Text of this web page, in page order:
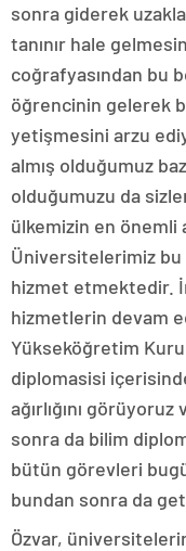
sonra giderek
tanınır hale
coğrafyasından bu
öğrencinin gelerek
yetişmesini arzu
almış olduğumuz
olduğumuzu da
ülkemizin en önemli
Üniversitelerimiz bu
hizmet etmektedir.
hizmetlerin devam
Yükseköğretim
diplomasisi
ağırlığını
sonra da bilim
bütün görevleri
bundan sonra da
Özvar,